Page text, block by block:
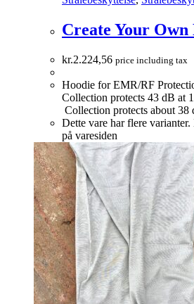
Create Your Own
kr.2.224,56 price including tax
Hoodie for EMR/RF
Collection protects 43 dB at
Collection protects about 38
Dette vare har flere
på varesiden